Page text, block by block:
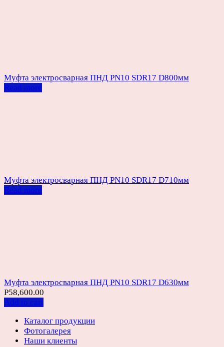
Муфта электросварная ПНД PN10 SDR17 D800мм
Read more
Муфта электросварная ПНД PN10 SDR17 D710мм
Read more
Муфта электросварная ПНД PN10 SDR17 D630мм
Р58,600.00
Add to cart
Каталог продукции
Фотогалерея
Наши клиенты